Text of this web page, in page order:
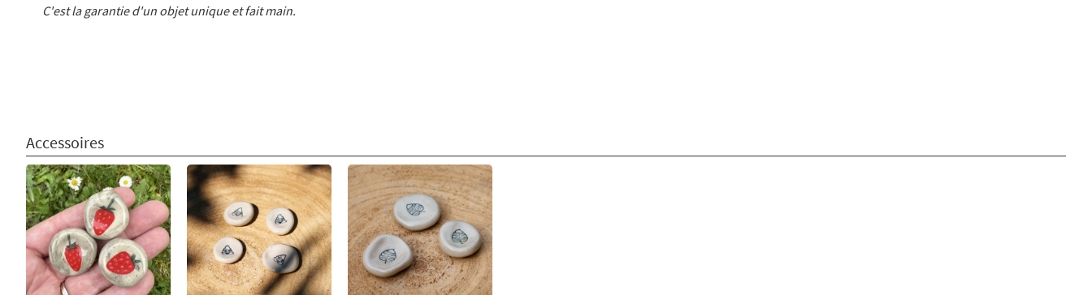
C'est la garantie d'un objet unique et fait main.
Accessoires